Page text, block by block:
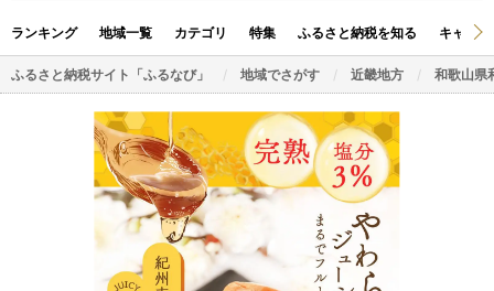
ランキング 地域一覧 カテゴリ 特集 ふるさと納税を知る キャン
ふるさと納税サイト「ふるなび」 地域でさがす 近畿地方 和歌山県